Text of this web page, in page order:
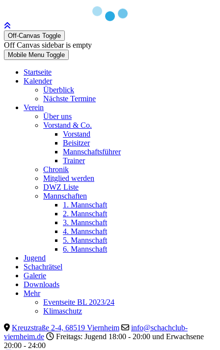
Off-Canvas Toggle
Off Canvas sidebar is empty
Mobile Menu Toggle
Startseite
Kalender
Überblick
Nächste Termine
Verein
Über uns
Vorstand & Co.
Vorstand
Beisitzer
Mannschaftsführer
Trainer
Chronik
Mitglied werden
DWZ Liste
Mannschaften
1. Mannschaft
2. Mannschaft
3. Mannschaft
4. Mannschaft
5. Mannschaft
6. Mannschaft
Jugend
Schachrätsel
Galerie
Downloads
Mehr
Eventseite BL 2023/24
Klimaschutz
Kreuzstraße 2-4, 68519 Viernheim
info@schachclub-
viernheim.de
Freitags: Jugend 18:00 - 20:00 und Erwachsene
20:00 - 24:00